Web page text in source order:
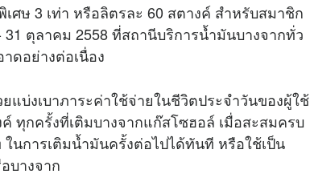
ษ 3 เท่า หรือลิตรละ 60 สตางค์ สำหรับสมาชิก
ตุลาคม 2558 ที่สถานีบริการน้ำมันบางจากทั่ว
ดอย่างต่อเนื่อง
บ่งเบาภาระค่าใช้จ่ายในชีวิตประจำวันของผู้ใช้
ทุกครั้งที่เติมบางจากแก๊สโซฮอล์ เมื่อสะสมครบ
นการเติมน้ำมันครั้งต่อไปได้ทันที หรือใช้เป็น
บางจาก